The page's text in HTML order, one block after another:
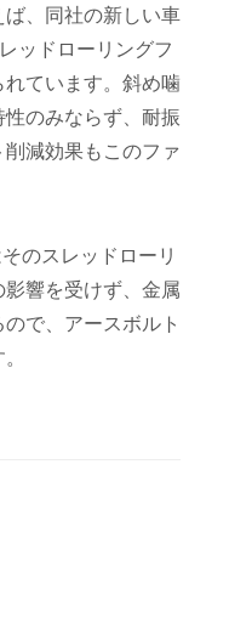
、同社の新しい車
ッドローリングフ
ています。斜め噛
のみならず、耐振
減効果もこのファ
のスレッドローリ
響を受けず、金属
で、アースボルト